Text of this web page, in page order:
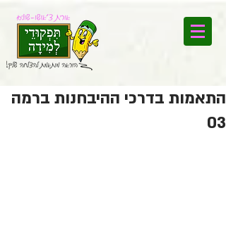
התאמות בדרכי ההיבחנות ברמה
03